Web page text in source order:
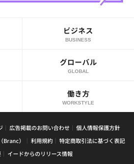
ビジネス
BUSINESS
グローバル
GLOBAL
働き方
WORKSTYLE
広告掲載のお問い合わせ
個人情報保護方針
Branc）
利用規約
特定商取引法に基づく表記
イードからのリリース情報